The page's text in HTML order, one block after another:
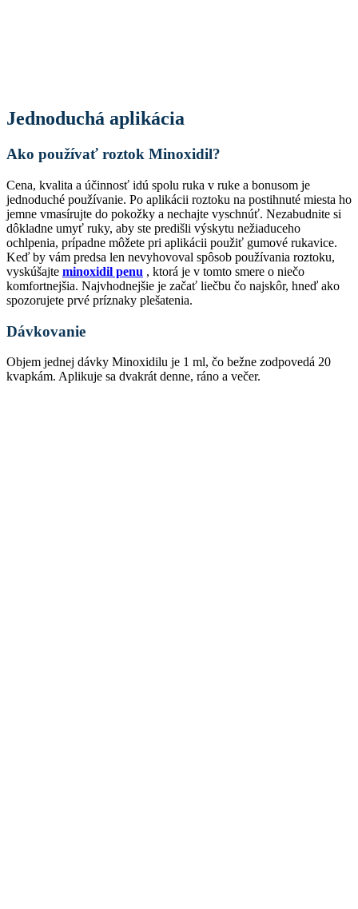
Jednoduchá aplikácia
Ako používať roztok Minoxidil?
Cena, kvalita a účinnosť idú spolu ruka v ruke a bonusom je
jednoduché používanie. Po aplikácii roztoku na postihnuté miesta ho
jemne vmasírujte do pokožky a nechajte vyschnúť. Nezabudnite si
dôkladne umyť ruky, aby ste predišli výskytu nežiaduceho
ochlpenia, prípadne môžete pri aplikácii použiť gumové rukavice.
Keď by vám predsa len nevyhovoval spôsob používania roztoku,
vyskúšajte minoxidil penu , ktorá je v tomto smere o niečo
komfortnejšia. Najvhodnejšie je začať liečbu čo najskôr, hneď ako
spozorujete prvé príznaky plešatenia.
Dávkovanie
Objem jednej dávky Minoxidilu je 1 ml, čo bežne zodpovedá 20
kvapkám. Aplikuje sa dvakrát denne, ráno a večer.